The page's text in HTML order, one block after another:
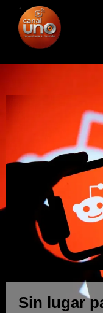
Sin lugar